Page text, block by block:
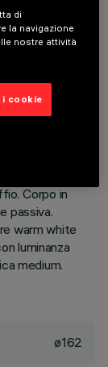
di sorgente
installazione
Corpo in
passiva.
warm white
luminanza
medium.
ø162
di
la navigazione
nostre attività
cookie